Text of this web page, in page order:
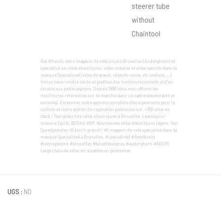
steerer tube
without
Chaintool
Hot Wheelz, votre magasin de vélo situé à Bruxelles (Auderghem) et
spécialisé en vélos électriques, vélos urbains et vélos sportifs dans la
marque Specialized (vélos de gravel, vélos de route, vtt, enduro, …).
Venez nous rendre visite et profitez des meilleurs conseils et d’un
service aux petits oignons. Depuis 1999 nous vous offrons les
meilleures références sur le marché dans un cadre décontracté et
convivial. Découvrez notre gamme complète d'équipements pour le
cycliste et notre atelier de réparation professionnel. +350 vélos en
stock ! Test gratuit de vélos électriques à Bruxelles. Leasing sur-
mesure Cyclis, B2Bike, BNP. Nouveautés vélos électriques légers. Test
Speedpedelec 45 km/h gratuit ! #1 magasin de vélo spécialisé dans la
marque Specialized à Bruxelles. #specialized #hotwheelz
#conceptstore #bruxelles #foretdesoignes #auderghem #ADEPS
Large choix de vélos en occasion ou promotion.
UGS : ND